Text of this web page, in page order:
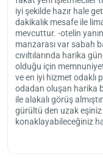
iyi şekilde hazır hale
dakikalık mesafe ile
mevcuttur. -otelin
manzarası var sabah
cıvıltılarında harika
olduğu için
ve en iyi hizmet odaklı
odadan oluşan harika
ile alakalı görüş
gürültü den uzak
konaklayabileceğiniz